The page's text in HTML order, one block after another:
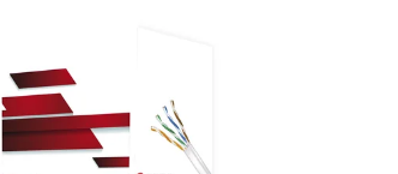
Exterior:…